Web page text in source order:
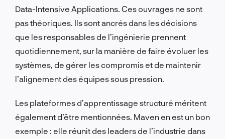
Data-Intensive Applications. Ces ouvrages ne sont
pas théoriques. Ils sont ancrés dans les décisions
que les responsables de l’ingénierie prennent
quotidiennement, sur la manière de faire évoluer les
systèmes, de gérer les compromis et de maintenir
l’alignement des équipes sous pression.
Les plateformes d’apprentissage structuré méritent
également d’être mentionnées. Maven en est un bon
exemple : elle réunit des leaders de l’industrie dans